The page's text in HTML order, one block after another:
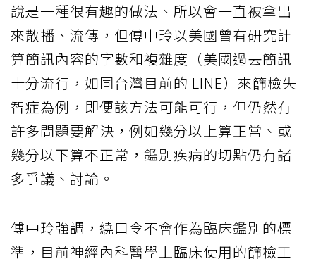
說是一種很有趣的做法、所以會一直被拿出
來散播、流傳，但傅中玲以美國曾有研究計
算簡訊內容的字數和複雜度（美國過去簡訊
十分流行，如同台灣目前的 LINE）來篩檢失
智症為例，即便該方法可能可行，但仍然有
許多問題要解決，例如幾分以上算正常、或
幾分以下算不正常，鑑別疾病的切點仍有諸
多爭議、討論。
傅中玲強調，繞口令不會作為臨床鑑別的標
準，目前神經內科醫學上臨床使用的篩檢工